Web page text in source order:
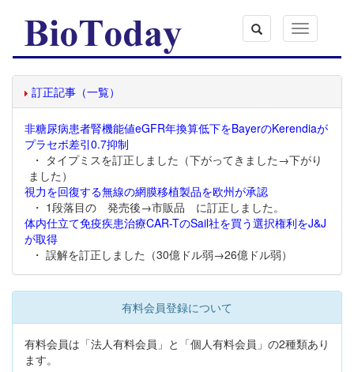
Toggle
navigation
訂正記事（一覧）
非糖尿病患者腎機能値eGFR年換算低下をBayerのKerendiaが
プラセボ差引0.7抑制
・ タイプミスを訂正しました（下がってきました→下がり
ました）
視力を回復する無線の網膜移植製品を欧州が承認
・ 1段落目の 発売後→市販品 に訂正しました。
体内仕立て免疫疾患治療CAR-TのSail社を買う選択権利をJ&J
が取得
・ 誤解を訂正しました（30億ドル弱→26億ドル弱）
有料会員登録について
有料会員は「法人有料会員」と「個人有料会員」の2種類あり
ます。